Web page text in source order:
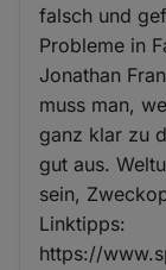
falsch und
Probleme in
Jonathan
muss man,
ganz klar zu
gut aus.
sein,
Linktipps:
https://